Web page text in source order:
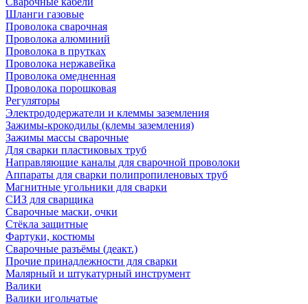
Шланги газовые
Проволока сварочная
Проволока алюминий
Проволока в прутках
Проволока нержавейка
Проволока омедненная
Проволока порошковая
Регуляторы
Электрододержатели и клеммы заземления
Зажимы-крокодилы (клемы заземления)
Зажимы массы сварочные
Для сварки пластиковых труб
Направляющие каналы для сварочной проволоки
Аппараты для сварки полипропиленовых труб
Магнитные угольники для сварки
СИЗ для сварщика
Сварочные маски, очки
Стёкла защитные
Фартуки, костюмы
Сварочные разъёмы (деакт.)
Прочие принадлежности для сварки
Малярный и штукатурный инструмент
Валики
Валики игольчатые